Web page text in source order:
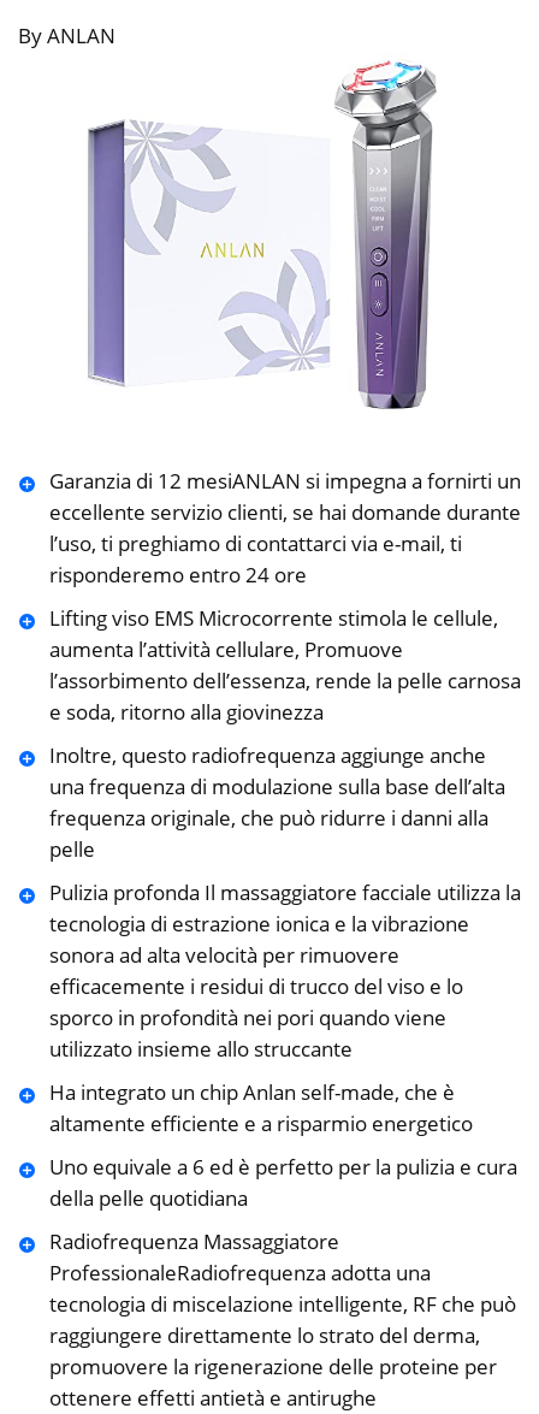
By ANLAN
Garanzia di 12 mesiANLAN si impegna a fornirti un
eccellente servizio clienti, se hai domande durante
l’uso, ti preghiamo di contattarci via e-mail, ti
risponderemo entro 24 ore
Lifting viso EMS Microcorrente stimola le cellule,
aumenta l’attività cellulare, Promuove
l’assorbimento dell’essenza, rende la pelle carnosa
e soda, ritorno alla giovinezza
Inoltre, questo radiofrequenza aggiunge anche
una frequenza di modulazione sulla base dell’alta
frequenza originale, che può ridurre i danni alla
pelle
Pulizia profonda Il massaggiatore facciale utilizza la
tecnologia di estrazione ionica e la vibrazione
sonora ad alta velocità per rimuovere
efficacemente i residui di trucco del viso e lo
sporco in profondità nei pori quando viene
utilizzato insieme allo struccante
Ha integrato un chip Anlan self-made, che è
altamente efficiente e a risparmio energetico
Uno equivale a 6 ed è perfetto per la pulizia e cura
della pelle quotidiana
Radiofrequenza Massaggiatore
ProfessionaleRadiofrequenza adotta una
tecnologia di miscelazione intelligente, RF che può
raggiungere direttamente lo strato del derma,
promuovere la rigenerazione delle proteine ​​per
ottenere effetti antietà e antirughe